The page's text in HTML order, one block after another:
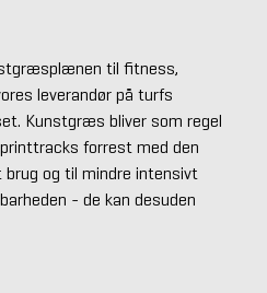
til fitness,
leverandør på turfs
Kunstgræs bliver som regel
forrest med den
brug og til mindre intensivt
- de kan desuden